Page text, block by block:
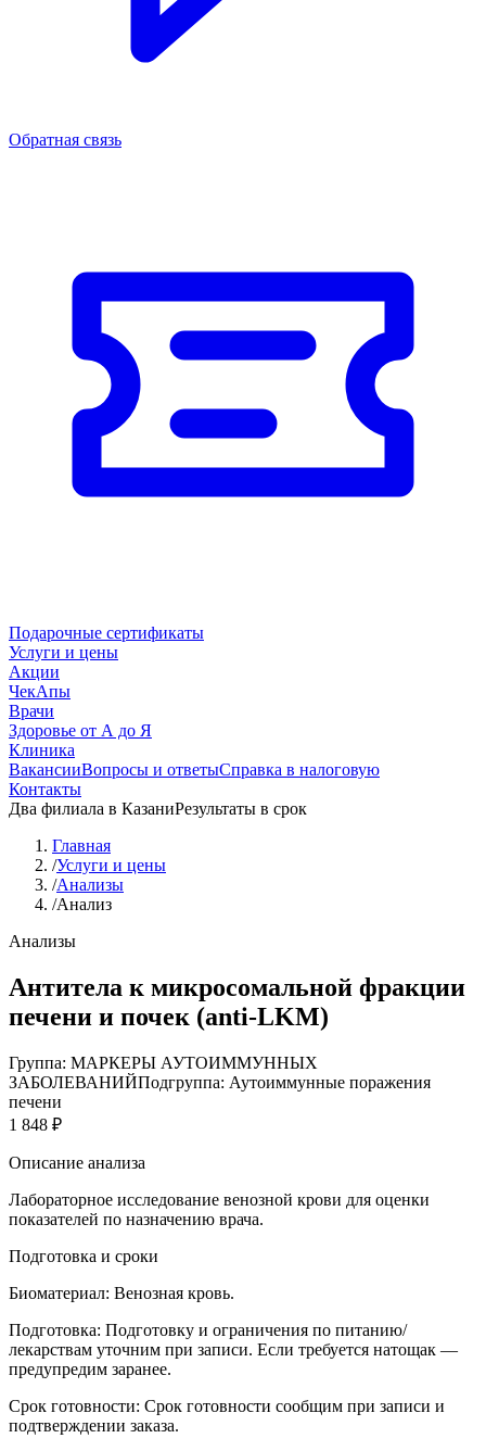
Обратная связь
Подарочные сертификаты
Услуги и цены
Акции
ЧекАпы
Врачи
Здоровье от А до Я
Клиника
ВакансииВопросы и ответыСправка в налоговую
Контакты
Два филиала в КазаниРезультаты в срок
Главная
/Услуги и цены
/Анализы
/Анализ
Анализы
Антитела к микросомальной фракции
печени и почек (anti-LKM)
Группа: МАРКЕРЫ АУТОИММУННЫХ
ЗАБОЛЕВАНИЙПодгруппа: Аутоиммунные поражения
печени
1 848 ₽
Описание анализа
Лабораторное исследование венозной крови для оценки
показателей по назначению врача.
Подготовка и сроки
Биоматериал: Венозная кровь.
Подготовка: Подготовку и ограничения по питанию/
лекарствам уточним при записи. Если требуется натощак —
предупредим заранее.
Срок готовности: Срок готовности сообщим при записи и
подтверждении заказа.